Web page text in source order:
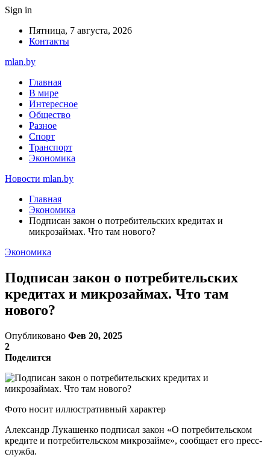
Sign in
Пятница, 7 августа, 2026
Контакты
mlan.by
Главная
В мире
Интересное
Общество
Разное
Спорт
Транспорт
Экономика
Новости mlan.by
Главная
Экономика
Подписан закон о потребительских кредитах и
микрозаймах. Что там нового?
Экономика
Подписан закон о потребительских
кредитах и микрозаймах. Что там
нового?
Опубликовано Фев 20, 2025
2
Поделится
Фото носит иллюстративный характер
Александр Лукашенко подписал закон «О потребительском
кредите и потребительском микрозайме», сообщает его пресс-
служба.